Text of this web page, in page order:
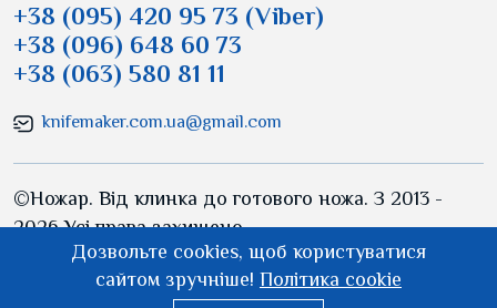
+38 (095) 420 95 73 (Viber)
+38 (096) 648 60 73
+38 (063) 580 81 11
knifemaker.com.ua@gmail.com
©Ножар. Від клинка до готового ножа. З 2013 -
2026 Усі права захищено.
Дозвольте cookies, щоб користуватися
сайтом зручніше! Політика cookie